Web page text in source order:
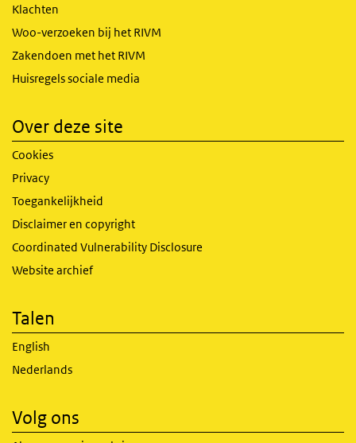
Klachten
Woo-verzoeken bij het RIVM
Zakendoen met het RIVM
Huisregels sociale media
Over deze site
Cookies
Privacy
Toegankelijkheid
Disclaimer en copyright
Coordinated Vulnerability Disclosure
Website archief
Talen
English
Nederlands
Volg ons